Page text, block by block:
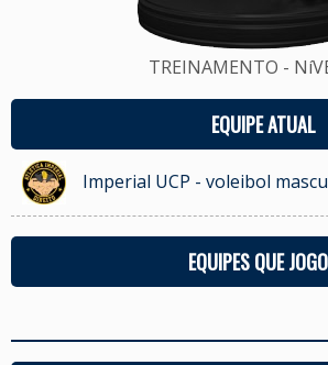
TREINAMENTO -
EQUIPE ATUAL
Imperial UCP - voleibol
EQUIPES QUE